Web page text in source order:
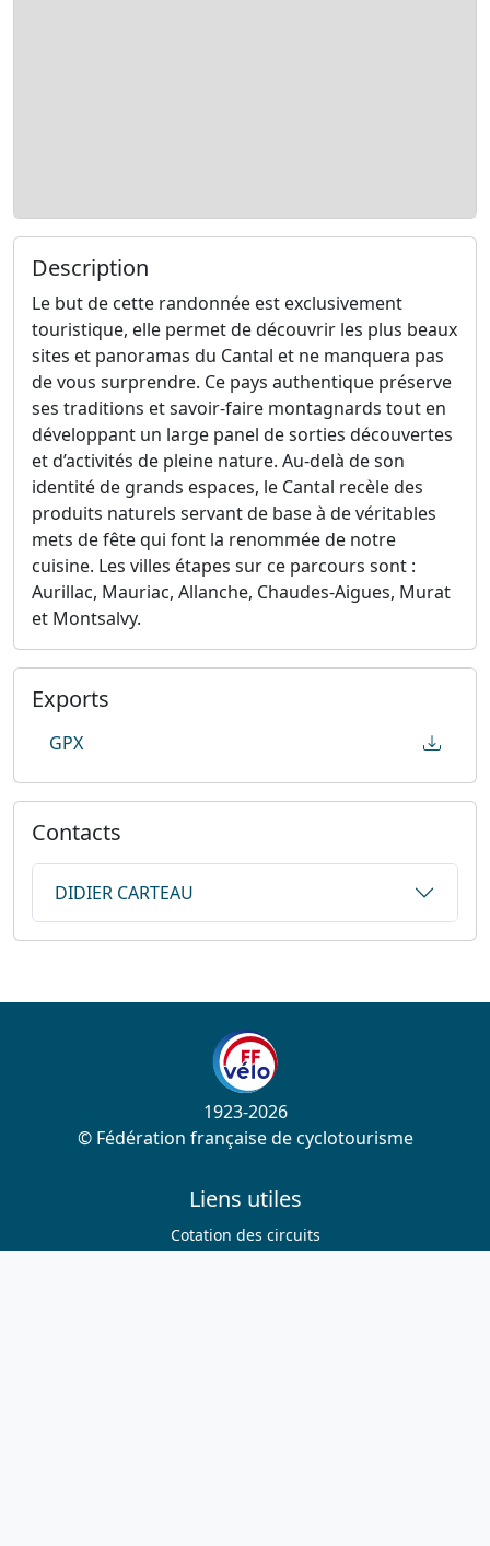
Description
Le but de cette randonnée est exclusivement
touristique, elle permet de découvrir les plus beaux
sites et panoramas du Cantal et ne manquera pas
de vous surprendre. Ce pays authentique préserve
ses traditions et savoir-faire montagnards tout en
développant un large panel de sorties découvertes
et d’activités de pleine nature. Au-delà de son
identité de grands espaces, le Cantal recèle des
produits naturels servant de base à de véritables
mets de fête qui font la renommée de notre
cuisine. Les villes étapes sur ce parcours sont :
Aurillac, Mauriac, Allanche, Chaudes-Aigues, Murat
et Montsalvy.
Exports
GPX
Contacts
DIDIER CARTEAU
1923-2026
© Fédération française de cyclotourisme
Liens utiles
Cotation des circuits